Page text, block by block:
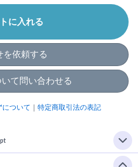
に入れる
を依頼する
て問い合わせる
ついて 特定商取引法の表記